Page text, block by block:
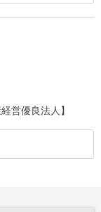
営優良法人】